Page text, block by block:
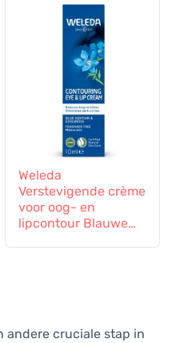
Weleda
Verstevigende crème
voor oog- en
lipcontour Blauwe
andere cruciale stap in